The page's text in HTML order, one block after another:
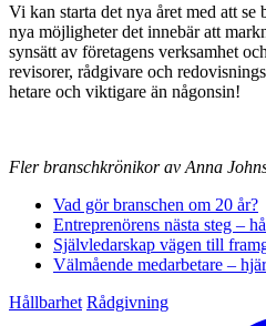
Vi kan starta det nya året med att
nya möjligheter det innebär att
synsätt av företagens verksamhet
revisorer, rådgivare och
hetare och viktigare än någonsin!
Fler branschkrönikor av Anna
Vad gör branschen om 20 år?
Entreprenörens nästa steg –
Självledarskap vägen till
Välmående medarbetare –
Hållbarhet Rådgivning